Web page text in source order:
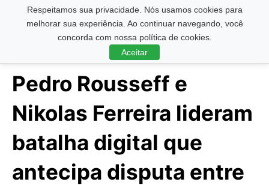
Respeitamos sua privacidade. Nós usamos cookies para
melhorar sua experiência. Ao continuar navegando, você
concorda com nossa política de cookies.
Aceitar
Pesquisar ...
Pedro Rousseff e
Nikolas Ferreira lideram
batalha digital que
antecipa disputa entre